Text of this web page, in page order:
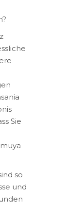
Sie
so
und